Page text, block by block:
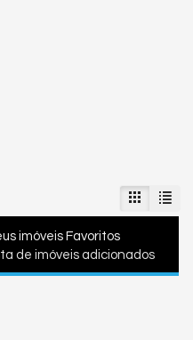
imóveis Favoritos
de imóveis adicionados